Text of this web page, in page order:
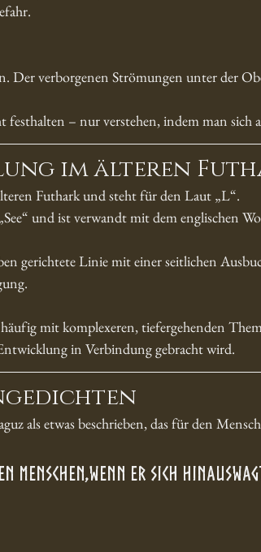
Der verborgenen Strömungen unter der
festhalten – nur verstehen, indem man sich
im älteren
Futhark und steht für den Laut „L“.
und ist verwandt mit dem englischen
gerichtete Linie mit einer seitlichen
mit komplexeren, tiefergehenden
in Verbindung gebracht wird.
als etwas beschrieben, das für den
Menschen,wenn er sich